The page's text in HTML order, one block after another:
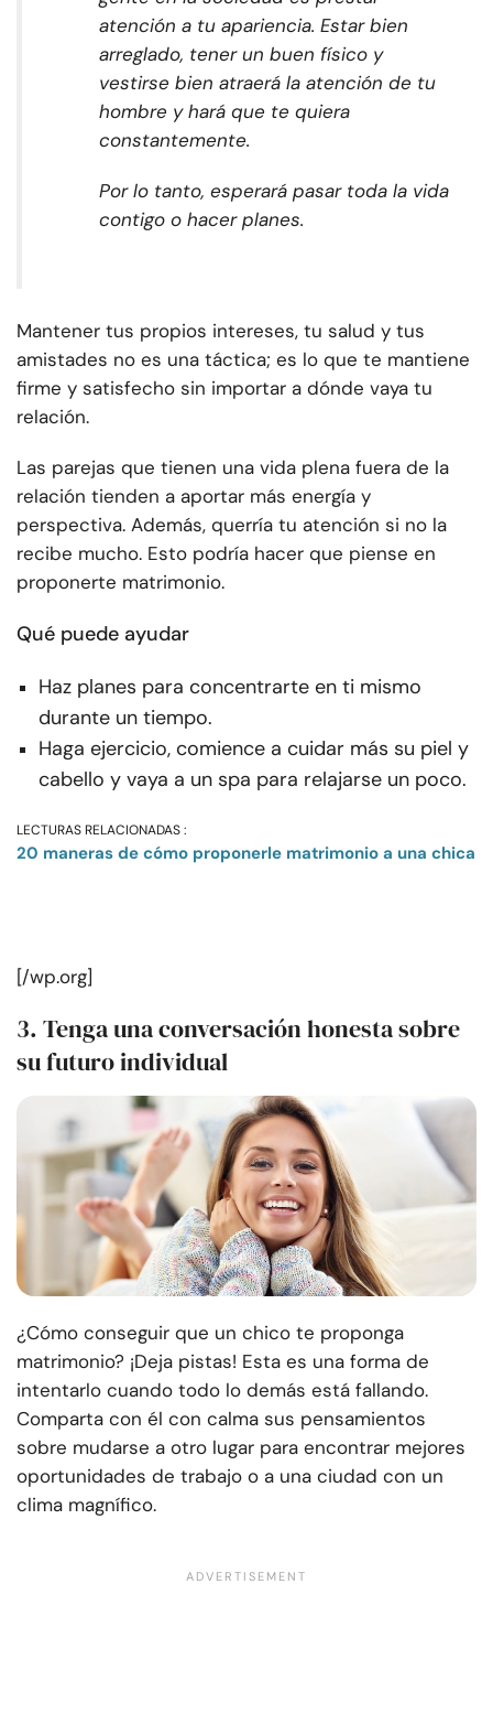
atención a tu apariencia. Estar bien
arreglado, tener un buen físico y
vestirse bien atraerá la atención de tu
hombre y hará que te quiera
constantemente.
Por lo tanto, esperará pasar toda la vida
contigo o hacer planes.
Mantener tus propios intereses, tu salud y tus
amistades no es una táctica; es lo que te mantiene
firme y satisfecho sin importar a dónde vaya tu
relación.
Las parejas que tienen una vida plena fuera de la
relación tienden a aportar más energía y
perspectiva. Además, querría tu atención si no la
recibe mucho. Esto podría hacer que piense en
proponerte matrimonio.
Qué puede ayudar
Haz planes para concentrarte en ti mismo
durante un tiempo.
Haga ejercicio, comience a cuidar más su piel y
cabello y vaya a un spa para relajarse un poco.
LECTURAS RELACIONADAS :
20 maneras de cómo proponerle matrimonio a una chica
[/wp.org]
3. Tenga una conversación honesta sobre
su futuro individual
¿Cómo conseguir que un chico te proponga
matrimonio? ¡Deja pistas! Esta es una forma de
intentarlo cuando todo lo demás está fallando.
Comparta con él con calma sus pensamientos
sobre mudarse a otro lugar para encontrar mejores
oportunidades de trabajo o a una ciudad con un
clima magnífico.